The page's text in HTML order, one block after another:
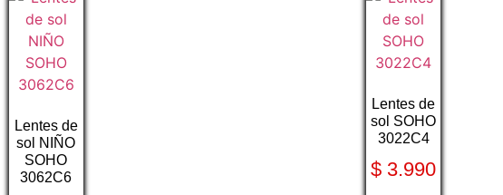
Lentes de
sol NIÑO
SOHO
3062C6
Lentes de
sol SOHO
3022C4
$ 3.990